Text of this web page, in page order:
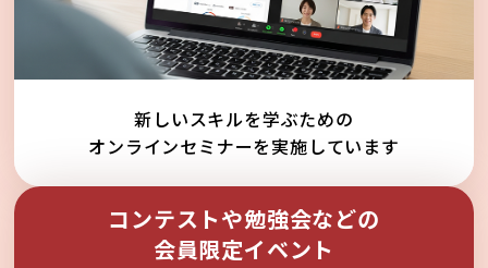
新しいスキルを学ぶための
オンラインセミナーを実施しています
コンテストや勉強会などの
会員限定イベント